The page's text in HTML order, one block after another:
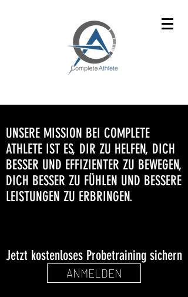
UNSERE MISSION BEI COMPLETE
ATHLETE IST ES, DIR ZU HELFEN, DICH
BESSER UND EFFIZIENTER ZU BEWEGEN,
DICH BESSER ZU FÜHLEN UND BESSERE
LEISTUNGEN ZU ERBRINGEN.
Jetzt kostenloses Probetraining sichern
ANMELDEN